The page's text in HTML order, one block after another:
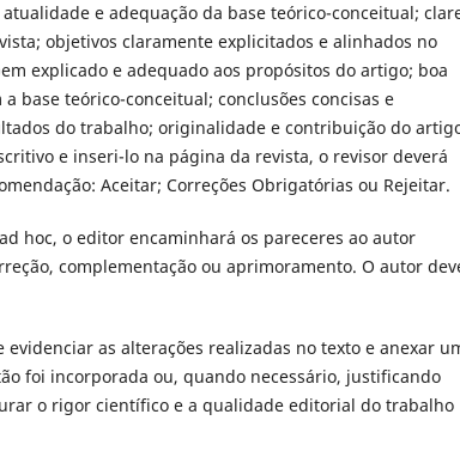
e adequação da base teórico-conceitual;
objetivos claramente explicitados e alinhados no
explicado e adequado aos propósitos do artigo; boa
base teórico-conceitual; conclusões concisas e
do trabalho; originalidade e contribuição do
e inseri-lo na página da revista, o revisor deverá
Aceitar; Correções Obrigatórias ou Rejeitar.
hoc, o editor encaminhará os pareceres ao autor
complementação ou aprimoramento. O autor
as alterações realizadas no texto e anexar
foi incorporada ou, quando necessário, justificando
o rigor científico e a qualidade editorial do trabalho